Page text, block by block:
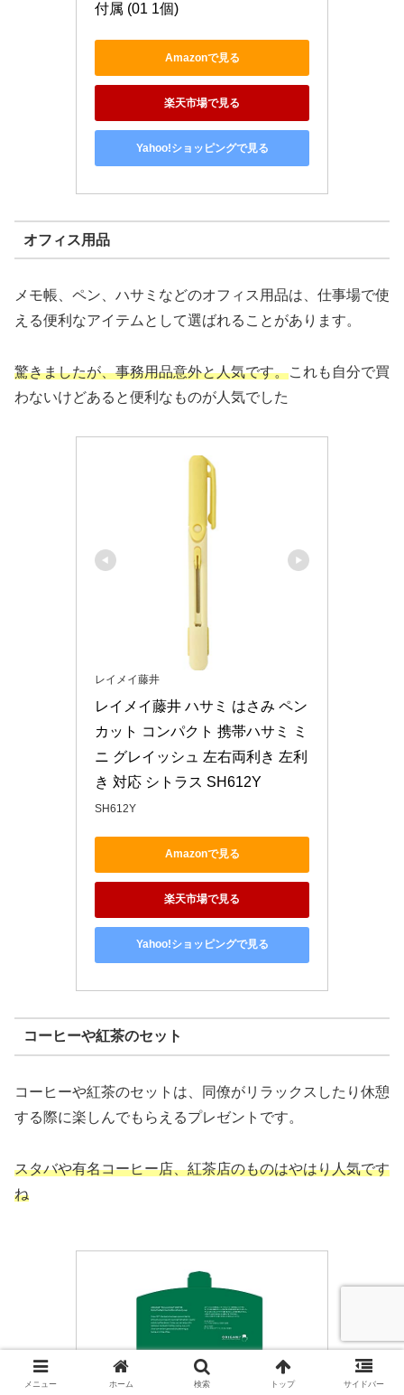
付属 (01 1個)
Amazonで見る
楽天市場で見る
Yahoo!ショッピングで見る
オフィス用品
メモ帳、ペン、ハサミなどのオフィス用品は、仕事場で使
える便利なアイテムとして選ばれることがあります。
驚きましたが、事務用品意外と人気です。これも自分で買
わないけどあると便利なものが人気でした
レイメイ藤井
レイメイ藤井 ハサミ はさみ ペン
カット コンパクト 携帯ハサミ ミ
ニ グレイッシュ 左右両利き 左利
き 対応 シトラス SH612Y
SH612Y
Amazonで見る
楽天市場で見る
Yahoo!ショッピングで見る
コーヒーや紅茶のセット
コーヒーや紅茶のセットは、同僚がリラックスしたり休憩
する際に楽しんでもらえるプレゼントです。
スタバや有名コーヒー店、紅茶店のものはやはり人気です
ね
メニュー ホーム 検索 トップ サイドバー